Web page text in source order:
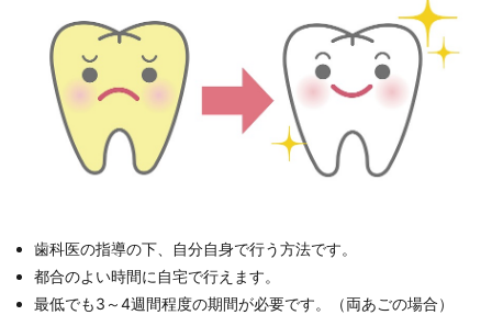
歯科医の指導の下、自分自身で行う方法です。
都合のよい時間に自宅で行えます。
最低でも3～4週間程度の期間が必要です。（両あごの場合）